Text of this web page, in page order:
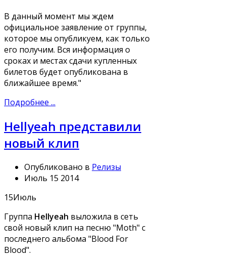
В данный момент мы ждем
официальное заявление от группы,
которое мы опубликуем, как только
его получим. Вся информация о
сроках и местах сдачи купленных
билетов будет опубликована в
ближайшее время."
Подробнее ...
Hellyeah представили
новый клип
Опубликовано в Релизы
Июль 15 2014
15Июль
Группа Hellyeah выложила в сеть
свой новый клип на песню "Moth" с
последнего альбома "Blood For
Blood".